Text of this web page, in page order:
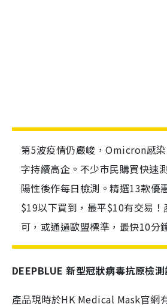
第5波疫情仍嚴峻，Omicron感
字持續高企。不少市民購買快速
陽性後作每日檢測。精選13款優
$19以下買到，最平$10有交易
可，或通過歐盟標準，最快10分
DEEPBLUE 新型冠狀病毒抗原檢
產品現時於HK Medical Mask官網